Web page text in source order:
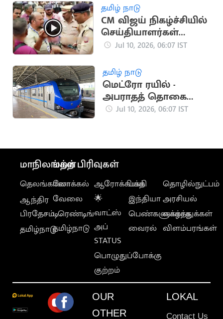
தமிழ் நாடு
CM விஜய் நிகழ்ச்சியில்
செய்தியாளர்கள்
வெளியேற்றம்-
வாக்குவாதம்
Jul 10, 2026, 06:07 IST
தமிழ் நாடு
மெட்ரோ ரயில் -
அபராதத் தொகை
ரூ.2,500ஆக அதிகரிப்பு
Jul 10, 2026, 06:07 IST
மாநிலங்கள்
தெலங்கானா
ஆந்திர
பிரதேசம்
தமிழ்நாடு
மற்ற பிரிவுகள்
லோக்கல்
வேலை
டிரெண்டிங்
தமிழ்நாடு
ஆரோக்கியம்
🌟
வாட்ஸ்
அப்
STATUS
பொழுதுப்போக்கு
குற்றம்
பக்தி
இந்தியா
பெண்களுக்காக
வைரல்
தொழில்நுட்பம்
அரசியல்
வாழ்த்துக்கள்
விளம்பரங்கள்
OUR
OTHER
LOKAL
Contact Us